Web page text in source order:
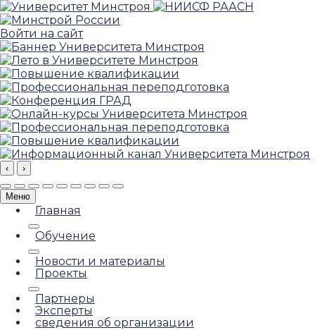
Войти на сайт
‹ ›
Меню
Главная
Обучение
Новости и материалы
Проекты
Партнеры
Эксперты
сведения об организации